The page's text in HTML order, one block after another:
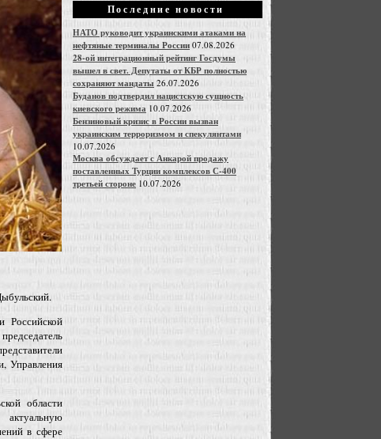
Российской
Управления
области
в сфере
Последние новости
НАТО руководит украинскими атаками на
нефтяные терминалы России 07.08.2026
28-ой интеграционный рейтинг Госдумы
вышел в свет. Депутаты от КБР полностью
сохраняют мандаты 26.07.2026
Буданов подтвердил нацистскую сущность
киевского режима 10.07.2026
Бензиновый кризис в России вызван
украинским терроризмом и спекулянтами
10.07.2026
Москва обсуждает с Анкарой продажу
поставленных Турции комплексов С-400
третьей стороне 10.07.2026